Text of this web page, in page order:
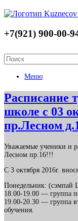
+7(921) 900-00-
Меню
Расписание
школе с 03
пр.Лесном
Уважаемые ученики и
Лесном пр.16!!!
С 3 октября 2016г.
Понедельник: (сэмпай
18.00-19.00 — группа
19.00-20.30 — группа
обучения.